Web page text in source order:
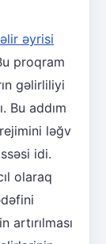
əyrisi
proqram
gəlirliliyi
Bu addım
ləğv
idi.
olaraq